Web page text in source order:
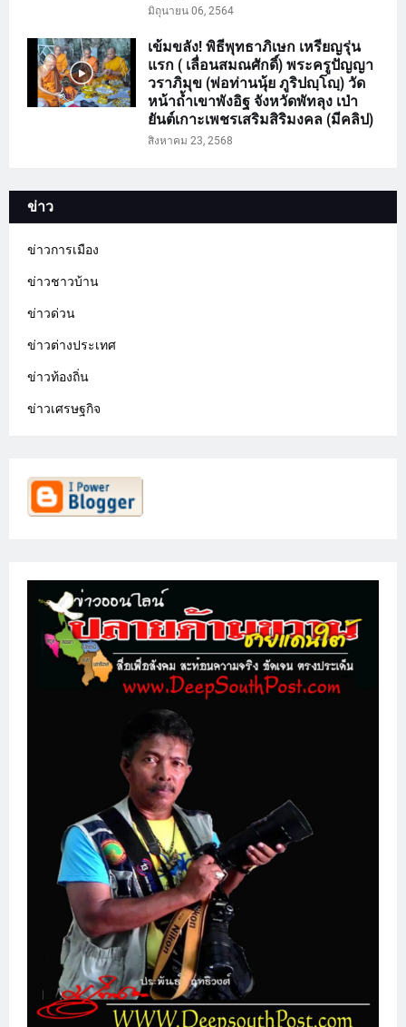
มิถุนายน 06, 2564
เข้มขลัง! พิธีพุทธาภิเษก เหรียญรุ่น
แรก ( เลื่อนสมณศักดิ์) พระครูปัญญา
วราภิมุข (พ่อท่านนุ้ย ภูริปญฺโญฺ) วัด
หน้าถ้ำเขาพังอิฐ จังหวัดพัทลุง เป่า
ยันต์เกาะเพชรเสริมสิริมงคล (มีคลิป)
สิงหาคม 23, 2568
ข่าว
ข่าวการเมือง
ข่าวชาวบ้าน
ข่าวด่วน
ข่าวต่างประเทศ
ข่าวท้องถิ่น
ข่าวเศรษฐกิจ